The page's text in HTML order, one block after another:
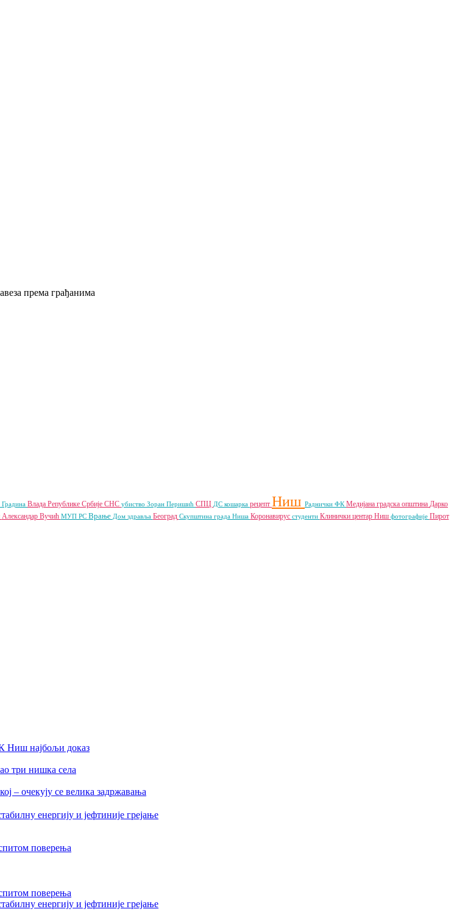
Градина Влада Републике Србије СНС убиство Зоран Перишић СПЦ ДС кошарка рецепт Ниш Раднички ФК Медијана градска општина Дарко
Александар Вучић МУП РС Врање Дом здравља Београд Скупштина града Ниша Коронавирус студенти Клинички центар Ниш фотографије Пирот
Ниш најбољи доказ
три нишка села
– очекују се велика задржавања
енергију и јефтиније грејање
поверења
поверења
енергију и јефтиније грејање